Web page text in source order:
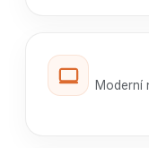
Moderní